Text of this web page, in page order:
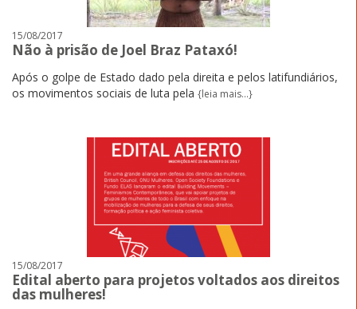
15/08/2017
Não à prisão de Joel Braz Pataxó!
Após o golpe de Estado dado pela direita e pelos latifundiários,
os movimentos sociais de luta pela {leia mais...}
15/08/2017
Edital aberto para projetos voltados aos direitos
das mulheres!